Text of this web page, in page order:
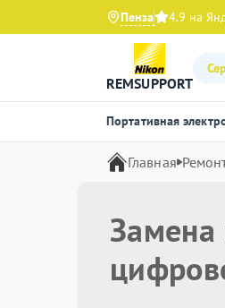
Пенза 4.9 на
REMSUPPORT
Портативная
Главная